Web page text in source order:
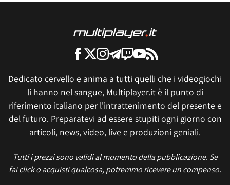
Dedicato cervello e anima a tutti quelli che i videogiochi
li hanno nel sangue, Multiplayer.it è il punto di
riferimento italiano per l'intrattenimento del presente e
del futuro. Preparatevi ad essere stupiti ogni giorno con
articoli, news, video, live e produzioni geniali.
Tutti i prezzi sono validi al momento della pubblicazione. Se
fai click o acquisti qualcosa, potremmo ricevere un compenso.